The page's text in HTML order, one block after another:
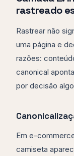
rastreado
Rastrear não
uma página e
razões:
canonical
por decisão
Em e-
camiseta